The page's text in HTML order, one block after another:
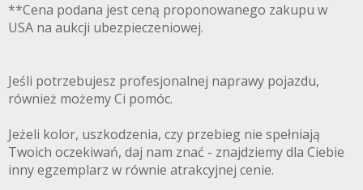
**Cena podana jest ceną proponowanego zakupu w
USA na aukcji ubezpieczeniowej.
Jeśli potrzebujesz profesjonalnej naprawy pojazdu,
również możemy Ci pomóc.
Jeżeli kolor, uszkodzenia, czy przebieg nie spełniają
Twoich oczekiwań, daj nam znać - znajdziemy dla Ciebie
inny egzemplarz w równie atrakcyjnej cenie.